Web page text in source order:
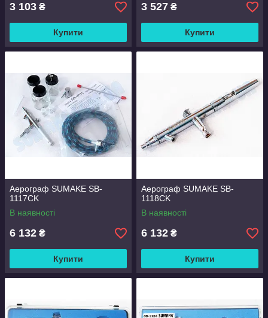
3 103 ₴
Купити
3 527 ₴
Купити
Аерограф SUMAKE SB-
1117CK
В наявності
6 132 ₴
Купити
Аерограф SUMAKE SB-
1118CK
В наявності
6 132 ₴
Купити